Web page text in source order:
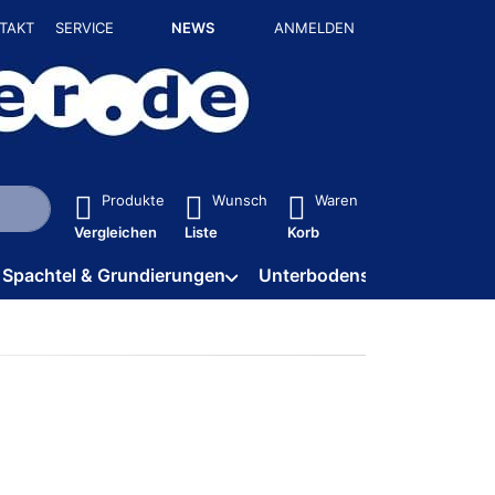
SERVICE NEWS ANMELDEN
erste Ergebnisse. Drücken Sie die Eingabetaste, um alle
Produkte
Vergleichen
Wunsch
Liste
Waren
Korb
Spachtel & Grundierungen Unterbodenschutz / HV